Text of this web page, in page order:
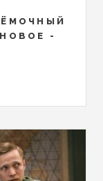
-